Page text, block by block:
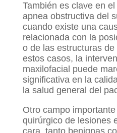
También es clave en
apnea obstructiva del
cuando existe una
relacionada con la
o de las estructuras
estos casos, la
maxilofacial puede
significativa en la
la salud general del
Otro campo
quirúrgico de lesiones